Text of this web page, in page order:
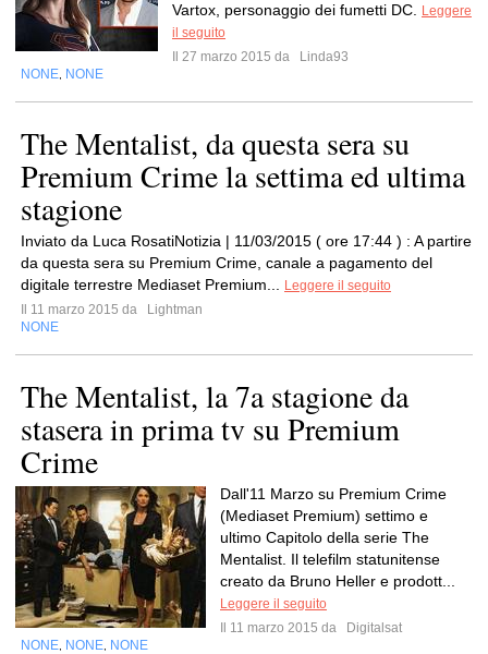
Vartox, personaggio dei fumetti DC.
Leggere
il seguito
Il 27 marzo 2015 da
Linda93
NONE NONE
The Mentalist, da questa sera su
Premium Crime la settima ed ultima
stagione
Inviato da Luca RosatiNotizia | 11/03/2015 ( ore 17:44 ) : A partire
da questa sera su Premium Crime, canale a pagamento del
digitale terrestre Mediaset Premium...
Leggere il seguito
Il 11 marzo 2015 da
Lightman
NONE
The Mentalist, la 7a stagione da
stasera in prima tv su Premium
Crime
Dall'11 Marzo su Premium Crime
(Mediaset Premium) settimo e
ultimo Capitolo della serie The
Mentalist. Il telefilm statunitense
creato da Bruno Heller e prodott...
Leggere il seguito
Il 11 marzo 2015 da
Digitalsat
NONE NONE NONE